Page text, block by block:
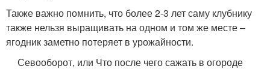
Также важно помнить, что более 2-3 лет саму клубнику
также нельзя выращивать на одном и том же месте –
ягодник заметно потеряет в урожайности.
Севооборот, или Что после чего сажать в огороде